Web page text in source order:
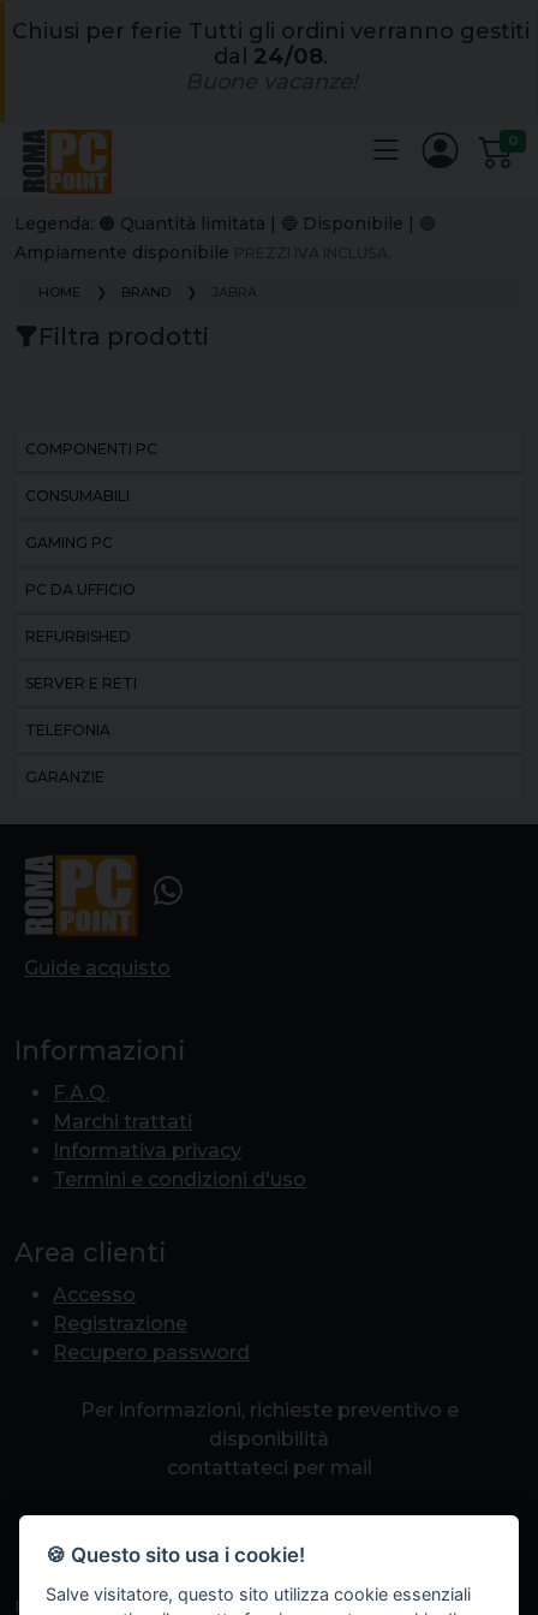
Chiusi per ferie Tutti gli ordini verranno gestiti
dal 24/08.
0
Legenda: 🟠 Quantità limitata | 🔵 Disponibile | 🟢
Ampiamente disponibile
HOME BRAND JABRA
Filtra prodotti
COMPONENTI PC
CONSUMABILI
GAMING PC
PC DA UFFICIO
REFURBISHED
SERVER E RETI
TELEFONIA
GARANZIE
Guide acquisto
Informazioni
F.A.Q.
Marchi trattati
Informativa privacy
Termini e condizioni d'uso
Area clienti
Accesso
Registrazione
Recupero password
Per informazioni, richieste preventivo e
disponibilità
contattateci per mail
Iscriviti alla nostra newsletter per non perdere eventi
🍪 Questo sito usa i cookie!
Salve visitatore, questo sito utilizza cookie essenziali